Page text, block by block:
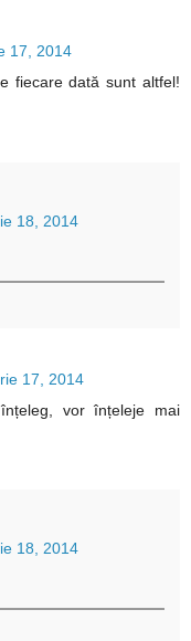
17, 2014
fiecare dată sunt altfel!
18, 2014
17, 2014
vor înțeleje mai
18, 2014